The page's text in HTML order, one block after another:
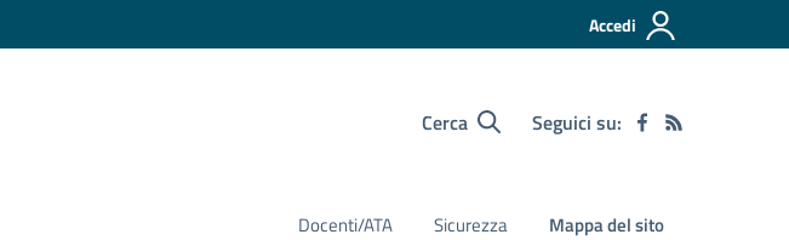
Accedi
Cerca Seguici su:
Docenti/ATA Sicurezza Mappa del sito